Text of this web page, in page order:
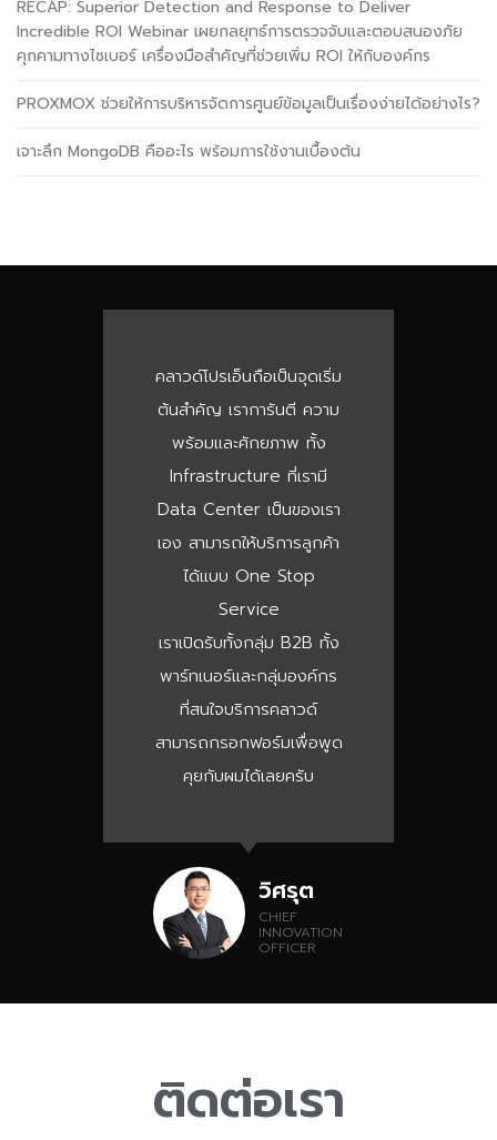
RECAP: Superior Detection and Response to Deliver
Incredible ROI Webinar เผยกลยุทธ์การตรวจจับและตอบสนองภัย
คุกคามทางไซเบอร์ เครื่องมือสำคัญที่ช่วยเพิ่ม ROI ให้กับองค์กร
PROXMOX ช่วยให้การบริหารจัดการศูนย์ข้อมูลเป็นเรื่องง่ายได้อย่างไร?
เจาะลึก MongoDB คืออะไร พร้อมการใช้งานเบื้องต้น
คลาวด์โปรเอ็นถือเป็นจุดเริ่ม
ต้นสำคัญ เราการันตี ความ
พร้อมและศักยภาพ ทั้ง
Infrastructure ที่เรามี
Data Center เป็นของเรา
เอง สามารถให้บริการลูกค้า
ได้แบบ One Stop
Service
เราเปิดรับทั้งกลุ่ม B2B ทั้ง
พาร์ทเนอร์และกลุ่มองค์กร
ที่สนใจบริการคลาวด์
สามารถกรอกฟอร์มเพื่อพูด
คุยกับผมได้เลยครับ
วิศรุต
CHIEF
INNOVATION
OFFICER
ติดต่อเรา